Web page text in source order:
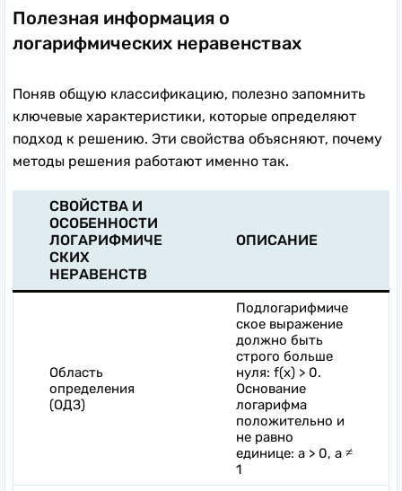
Полезная информация о
логарифмических неравенствах
Поняв общую классификацию, полезно запомнить
ключевые характеристики, которые определяют
подход к решению. Эти свойства объясняют, почему
методы решения работают именно так.
СВОЙСТВА И
ОСОБЕННОСТИ
ЛОГАРИФМИЧЕ
СКИХ
НЕРАВЕНСТВ
ОПИСАНИЕ
Область
определения
(ОДЗ)
Подлогарифмиче
ское выражение
должно быть
строго больше
нуля: f(x) > 0.
Основание
логарифма
положительно и
не равно
единице: a > 0, a ≠
1